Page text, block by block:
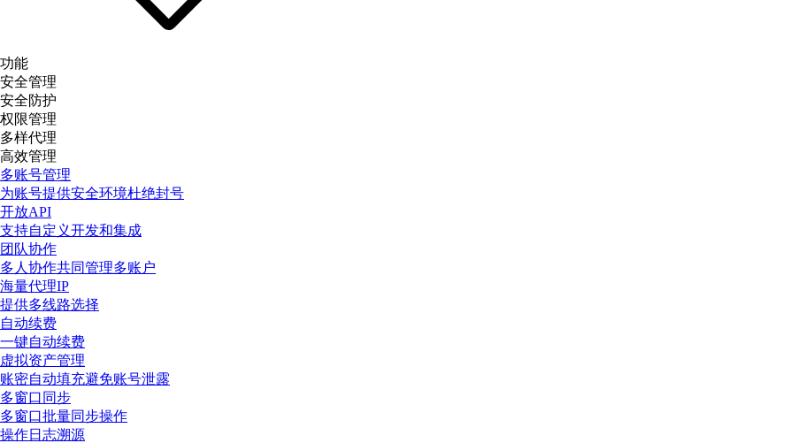
功能
安全管理
安全防护
权限管理
多样代理
高效管理
多账号管理
为账号提供安全环境杜绝封号
开放API
支持自定义开发和集成
团队协作
多人协作共同管理多账户
海量代理IP
提供多线路选择
自动续费
一键自动续费
虚拟资产管理
账密自动填充避免账号泄露
多窗口同步
多窗口批量同步操作
操作日志溯源